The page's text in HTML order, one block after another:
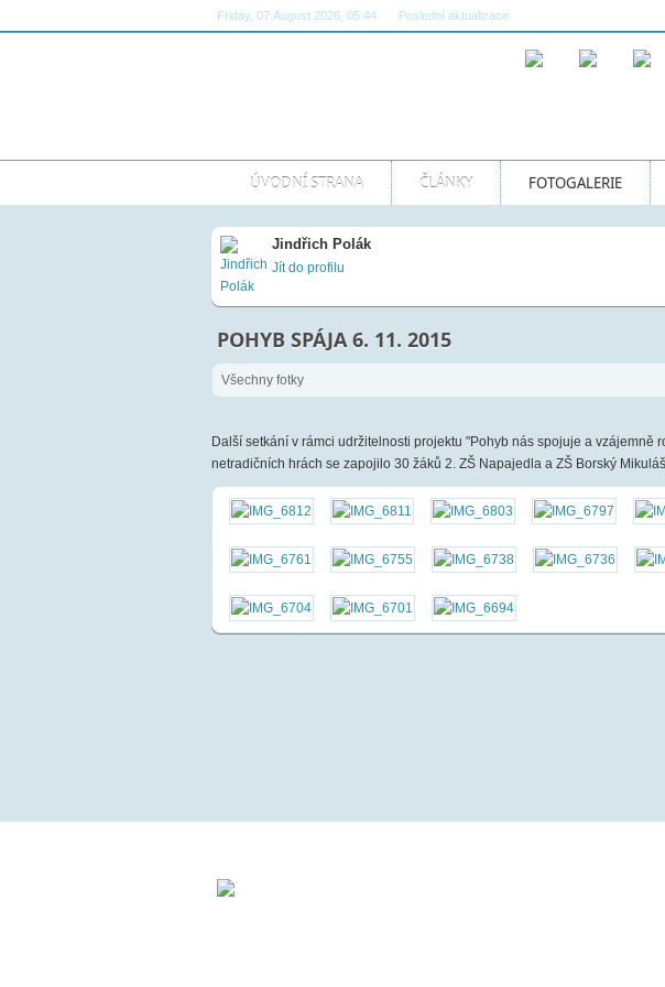
Friday, 07.August 2026, 05:44 Poslední aktualizace
ÚVODNÍ STRANA ČLÁNKY FOTOGALERIE
Jindřich Polák
Jít do profilu
POHYB SPÁJA 6. 11. 2015
Všechny fotky
Další setkání v rámci udržitelnosti projektu "Pohyb nás spojuje a
netradičních hrách se zapojilo 30 žáků 2. ZŠ Napajedla a ZŠ Borský